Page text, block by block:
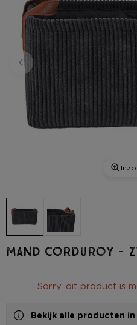
Mand corduroy -
Sorry, dit product is
Bekijk alle producten in